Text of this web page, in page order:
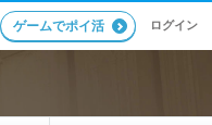
ゲームでポイ活 ログイン